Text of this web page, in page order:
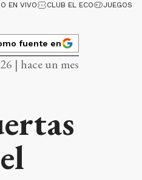
EN VIVO CLUB EL ECO JUEGOS
fuente en
| hace un mes